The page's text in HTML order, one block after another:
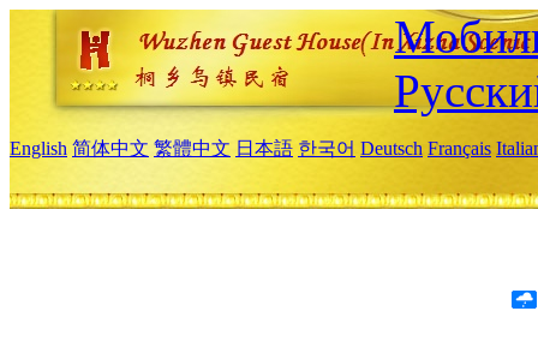
English 简体中文 繁體中文 日本語 한국어 Deutsch Français